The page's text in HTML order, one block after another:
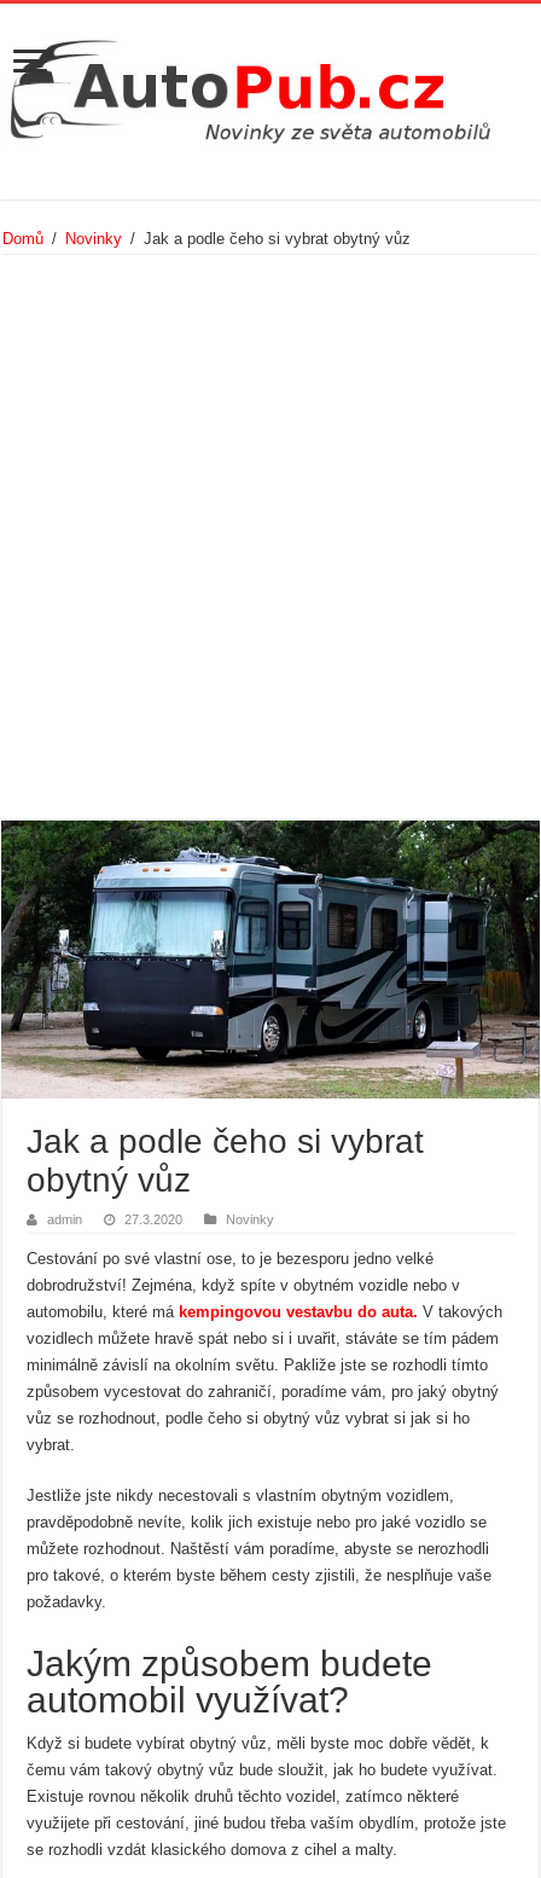
Domů / Novinky / Jak a podle čeho si vybrat obytný vůz
Jak a podle čeho si vybrat
obytný vůz
admin 27.3.2020 Novinky
Cestování po své vlastní ose, to je bezesporu jedno velké
dobrodružství! Zejména, když spíte v obytném vozidle nebo v
automobilu, které má kempingovou vestavbu do auta. V takových
vozidlech můžete hravě spát nebo si i uvařit, stáváte se tím pádem
minimálně závislí na okolním světu. Pakliže jste se rozhodli tímto
způsobem vycestovat do zahraničí, poradíme vám, pro jaký obytný
vůz se rozhodnout, podle čeho si obytný vůz vybrat si jak si ho
vybrat.
Jestliže jste nikdy necestovali s vlastním obytným vozidlem,
pravděpodobně nevíte, kolik jich existuje nebo pro jaké vozidlo se
můžete rozhodnout. Naštěstí vám poradíme, abyste se nerozhodli
pro takové, o kterém byste během cesty zjistili, že nesplňuje vaše
požadavky.
Jakým způsobem budete
automobil využívat?
Když si budete vybírat obytný vůz, měli byste moc dobře vědět, k
čemu vám takový obytný vůz bude sloužit, jak ho budete využívat.
Existuje rovnou několik druhů těchto vozidel, zatímco některé
využijete při cestování, jiné budou třeba vaším obydlím, protože jste
se rozhodli vzdát klasického domova z cihel a malty.